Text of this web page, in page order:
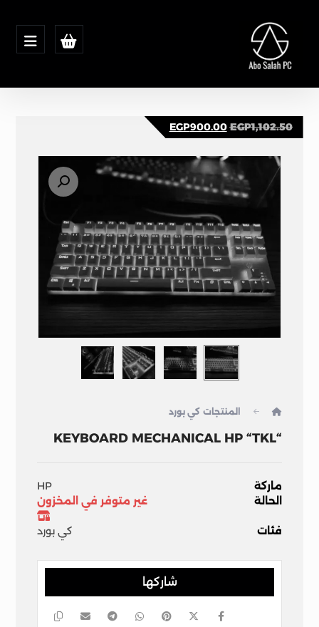
تكبير الصورة
المنتجات كي بورد
“KEYBOARD MECHANICAL HP “TKL
EGP1,102.50
EGP900.00
ماركة
HP
الحالة
غير متوفر في المخزون
فئات كي بورد